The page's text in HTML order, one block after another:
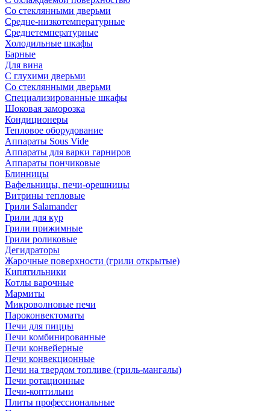
Со стеклянными дверьми
Средне-низкотемпературные
Среднетемпературные
Холодильные шкафы
Барные
Для вина
С глухими дверьми
Со стеклянными дверьми
Специализированные шкафы
Шоковая заморозка
Кондиционеры
Тепловое оборудование
Аппараты Sous Vide
Аппараты для варки гарниров
Аппараты пончиковые
Блинницы
Вафельницы, печи-орешницы
Витрины тепловые
Грили Salamander
Грили для кур
Грили прижимные
Грили роликовые
Дегидраторы
Жарочные поверхности (грили открытые)
Кипятильники
Котлы варочные
Мармиты
Микроволновые печи
Пароконвектоматы
Печи для пиццы
Печи комбинированные
Печи конвейерные
Печи конвекционные
Печи на твердом топливе (гриль-мангалы)
Печи ротационные
Печи-коптильни
Плиты профессиональные